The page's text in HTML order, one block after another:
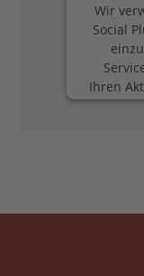
Wir
Social
Ihren
Bitte
Mehr